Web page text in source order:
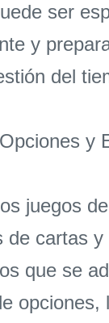
ser
y
del
y
juegos
de cartas
que se